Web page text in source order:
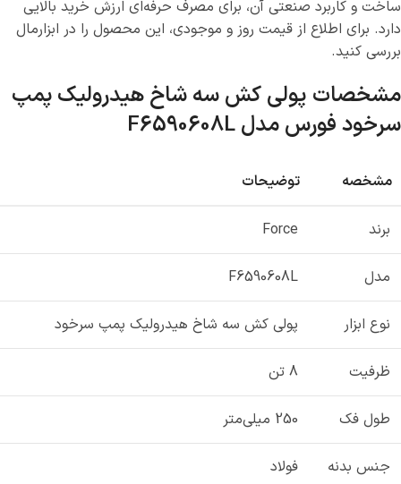
ساخت و کاربرد صنعتی آن، برای مصرف حرفه‌ای ارزش خرید بالایی
دارد. برای اطلاع از قیمت روز و موجودی، این محصول را در ابزارمال
بررسی کنید.
مشخصات پولی کش سه شاخ هیدرولیک پمپ
سرخود فورس مدل F6590608L
مشخصه توضیحات
برند Force
مدل F6590608L
نوع ابزار پولی کش سه شاخ هیدرولیک پمپ سرخود
ظرفیت 8 تن
طول فک 250 میلی‌متر
جنس بدنه فولاد